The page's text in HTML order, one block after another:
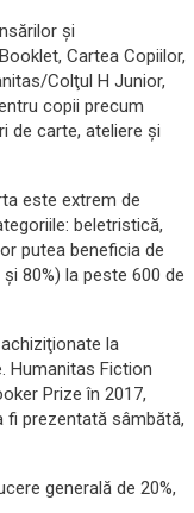
şi
Cartea Copiilor,
Colţul H Junior,
copii precum
de carte, ateliere şi
este extrem de
beletristică,
putea beneficia de
80%) la peste 600 de
la
Humanitas Fiction
Prize în 2017,
fi prezentată sâmbătă,
generală de 20%,